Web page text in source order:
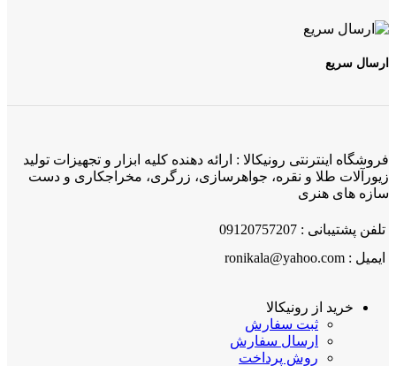
ارسال سریع
فروشگاه اینترنتی رونیکالا : ارائه دهنده کلیه ابزار و تجهیزات تولید
زیورآلات طلا و نقره، جواهرسازی، زرگری، مخراجکاری و دست
سازه های هنری
تلفن پشتیبانی : 09120757207
ایمیل : ronikala@yahoo.com
خرید از رونیکالا
ثبت سفارش
ارسال سفارش
روش پرداخت